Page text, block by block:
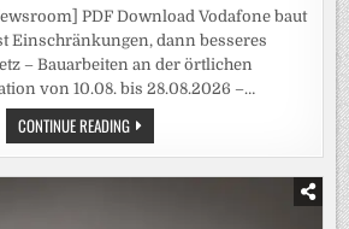
PDF Download Vodafone baut
Einschränkungen, dann besseres
– Bauarbeiten an der örtlichen
von 10.08. bis 28.08.2026 –…
CONTINUE READINGVODAFONE
BAUT
IN
WETZLAR: